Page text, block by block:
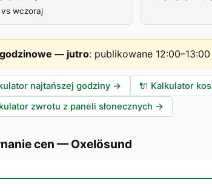
wczoraj
— jutro: publikowane 12:00–13:00
najtańszej godziny → 🔌 Kalkulator
zwrotu z paneli słonecznych →
cen —Oxelösund